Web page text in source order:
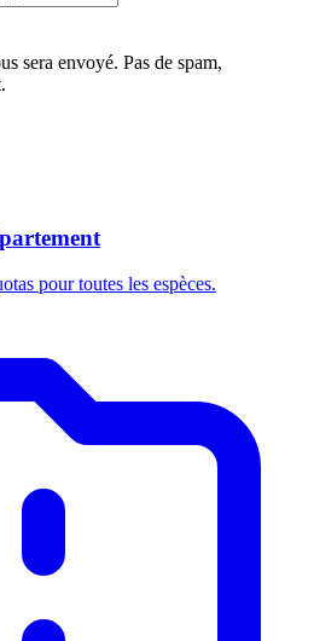
sera envoyé. Pas de spam,
pour toutes les espèces.